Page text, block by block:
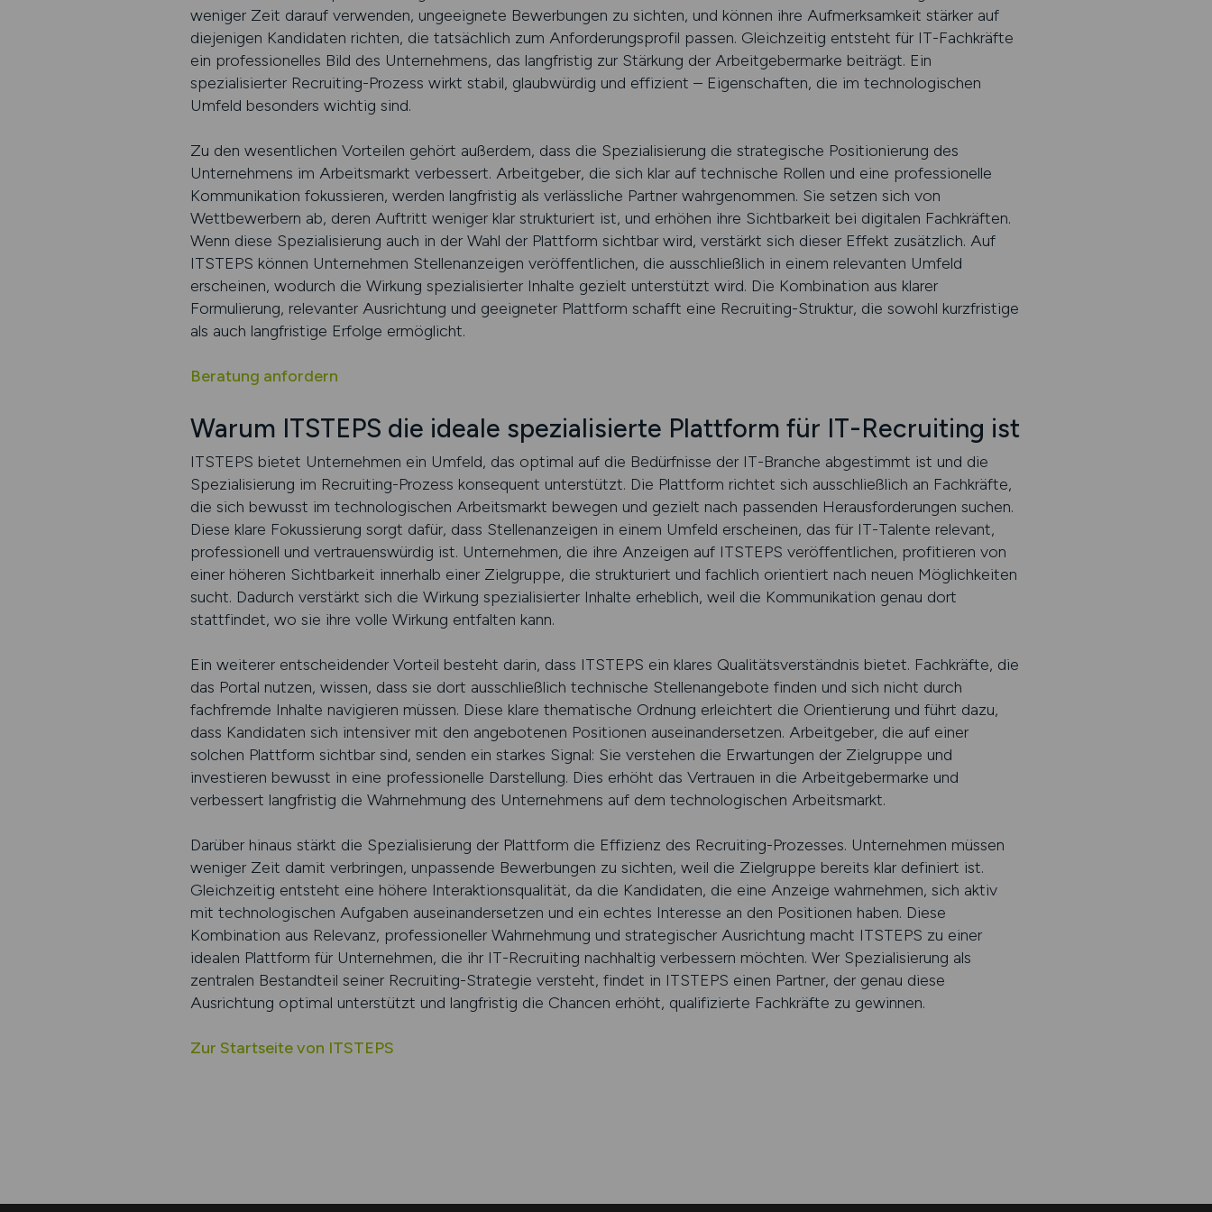
weniger Zeit darauf verwenden, ungeeignete Bewerbungen zu sichten, und können ihre Aufmerksamkeit stärker auf
diejenigen Kandidaten richten, die tatsächlich zum Anforderungsprofil passen. Gleichzeitig entsteht für IT-Fachkräfte
ein professionelles Bild des Unternehmens, das langfristig zur Stärkung der Arbeitgebermarke beiträgt. Ein
spezialisierter Recruiting-Prozess wirkt stabil, glaubwürdig und effizient – Eigenschaften, die im technologischen
Umfeld besonders wichtig sind.
Zu den wesentlichen Vorteilen gehört außerdem, dass die Spezialisierung die strategische Positionierung des
Unternehmens im Arbeitsmarkt verbessert. Arbeitgeber, die sich klar auf technische Rollen und eine professionelle
Kommunikation fokussieren, werden langfristig als verlässliche Partner wahrgenommen. Sie setzen sich von
Wettbewerbern ab, deren Auftritt weniger klar strukturiert ist, und erhöhen ihre Sichtbarkeit bei digitalen Fachkräften.
Wenn diese Spezialisierung auch in der Wahl der Plattform sichtbar wird, verstärkt sich dieser Effekt zusätzlich. Auf
ITSTEPS können Unternehmen Stellenanzeigen veröffentlichen, die ausschließlich in einem relevanten Umfeld
erscheinen, wodurch die Wirkung spezialisierter Inhalte gezielt unterstützt wird. Die Kombination aus klarer
Formulierung, relevanter Ausrichtung und geeigneter Plattform schafft eine Recruiting-Struktur, die sowohl kurzfristige
als auch langfristige Erfolge ermöglicht.
Beratung anfordern
Warum ITSTEPS die ideale spezialisierte Plattform für IT-Recruiting ist
ITSTEPS bietet Unternehmen ein Umfeld, das optimal auf die Bedürfnisse der IT-Branche abgestimmt ist und die
Spezialisierung im Recruiting-Prozess konsequent unterstützt. Die Plattform richtet sich ausschließlich an Fachkräfte,
die sich bewusst im technologischen Arbeitsmarkt bewegen und gezielt nach passenden Herausforderungen suchen.
Diese klare Fokussierung sorgt dafür, dass Stellenanzeigen in einem Umfeld erscheinen, das für IT-Talente relevant,
professionell und vertrauenswürdig ist. Unternehmen, die ihre Anzeigen auf ITSTEPS veröffentlichen, profitieren von
einer höheren Sichtbarkeit innerhalb einer Zielgruppe, die strukturiert und fachlich orientiert nach neuen Möglichkeiten
sucht. Dadurch verstärkt sich die Wirkung spezialisierter Inhalte erheblich, weil die Kommunikation genau dort
stattfindet, wo sie ihre volle Wirkung entfalten kann.
Ein weiterer entscheidender Vorteil besteht darin, dass ITSTEPS ein klares Qualitätsverständnis bietet. Fachkräfte, die
das Portal nutzen, wissen, dass sie dort ausschließlich technische Stellenangebote finden und sich nicht durch
fachfremde Inhalte navigieren müssen. Diese klare thematische Ordnung erleichtert die Orientierung und führt dazu,
dass Kandidaten sich intensiver mit den angebotenen Positionen auseinandersetzen. Arbeitgeber, die auf einer
solchen Plattform sichtbar sind, senden ein starkes Signal: Sie verstehen die Erwartungen der Zielgruppe und
investieren bewusst in eine professionelle Darstellung. Dies erhöht das Vertrauen in die Arbeitgebermarke und
verbessert langfristig die Wahrnehmung des Unternehmens auf dem technologischen Arbeitsmarkt.
Darüber hinaus stärkt die Spezialisierung der Plattform die Effizienz des Recruiting-Prozesses. Unternehmen müssen
weniger Zeit damit verbringen, unpassende Bewerbungen zu sichten, weil die Zielgruppe bereits klar definiert ist.
Gleichzeitig entsteht eine höhere Interaktionsqualität, da die Kandidaten, die eine Anzeige wahrnehmen, sich aktiv
mit technologischen Aufgaben auseinandersetzen und ein echtes Interesse an den Positionen haben. Diese
Kombination aus Relevanz, professioneller Wahrnehmung und strategischer Ausrichtung macht ITSTEPS zu einer
idealen Plattform für Unternehmen, die ihr IT-Recruiting nachhaltig verbessern möchten. Wer Spezialisierung als
zentralen Bestandteil seiner Recruiting-Strategie versteht, findet in ITSTEPS einen Partner, der genau diese
Ausrichtung optimal unterstützt und langfristig die Chancen erhöht, qualifizierte Fachkräfte zu gewinnen.
Zur Startseite von ITSTEPS